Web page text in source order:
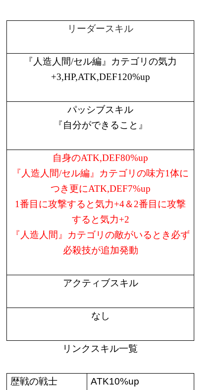
リーダースキル
『人造人間/セル編』カテゴリの気力
+3,HP,ATK,DEF120%up
パッシブスキル
『自分ができること』
自身のATK,DEF80%up
『人造人間/セル編』カテゴリの味方1体に
つき更にATK,DEF7%up
1番目に攻撃すると気力+4＆2番目に攻撃
すると気力+2
『人造人間』カテゴリの敵がいるとき必ず
必殺技が追加発動
アクティブスキル
なし
リンクスキル一覧
歴戦の戦士 ATK10%up